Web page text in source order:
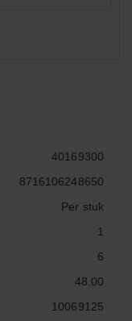
40169300
8716106248650
Per stuk
1
6
48.00
10069125